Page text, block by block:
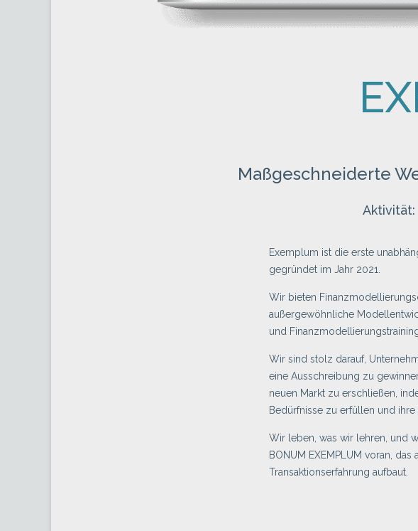
Maßgeschneiderte
Exemplum ist die erste
gegründet im Jahr 2021.
Wir bieten
außergewöhnliche
und
Wir sind stolz darauf,
eine Ausschreibung zu
neuen Markt zu erschließen,
Bedürfnisse zu erfüllen und ihre
Wir leben, was wir lehren, und
BONUM EXEMPLUM voran,
Transaktionserfahrung aufbaut.